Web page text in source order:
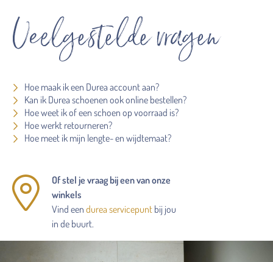
Veelgestelde vragen
Hoe maak ik een Durea account aan?
Kan ik Durea schoenen ook online bestellen?
Hoe weet ik of een schoen op voorraad is?
Hoe werkt retourneren?
Hoe meet ik mijn lengte- en wijdtemaat?
Of stel je vraag bij een van onze
winkels
Vind een durea servicepunt bij jou
in de buurt.